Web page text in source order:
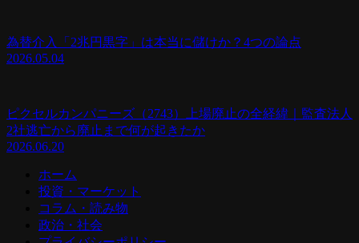
為替介入「2兆円黒字」は本当に儲けか？4つの論点
2026.05.04
ピクセルカンパニーズ（2743）上場廃止の全経緯｜監査法人
2社逃亡から廃止まで何が起きたか
2026.06.20
ホーム
投資・マーケット
コラム・読み物
政治・社会